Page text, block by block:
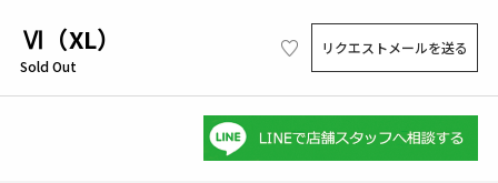
Ⅵ（XL）
Sold Out
リクエストメールを送る